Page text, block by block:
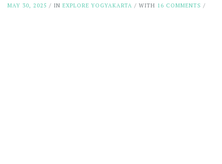
MAY 30, 2025 / IN EXPLORE YOGYAKARTA / WITH 16 COMMENTS /